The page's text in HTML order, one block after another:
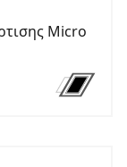
Micro